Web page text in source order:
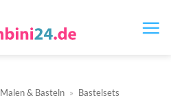
Malen & Basteln » Bastelsets